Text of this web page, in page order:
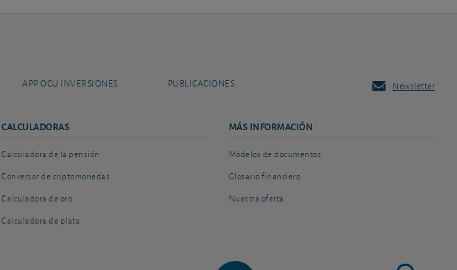
APP OCU INVERSIONES PUBLICACIONES Newsletter
CALCULADORAS
Calculadora de la pensión
Conversor de criptomonedas
Calculadora de oro
Calculadora de plata
MÁS INFORMACIÓN
Modelos de documentos
Glosario financiero
Nuestra oferta